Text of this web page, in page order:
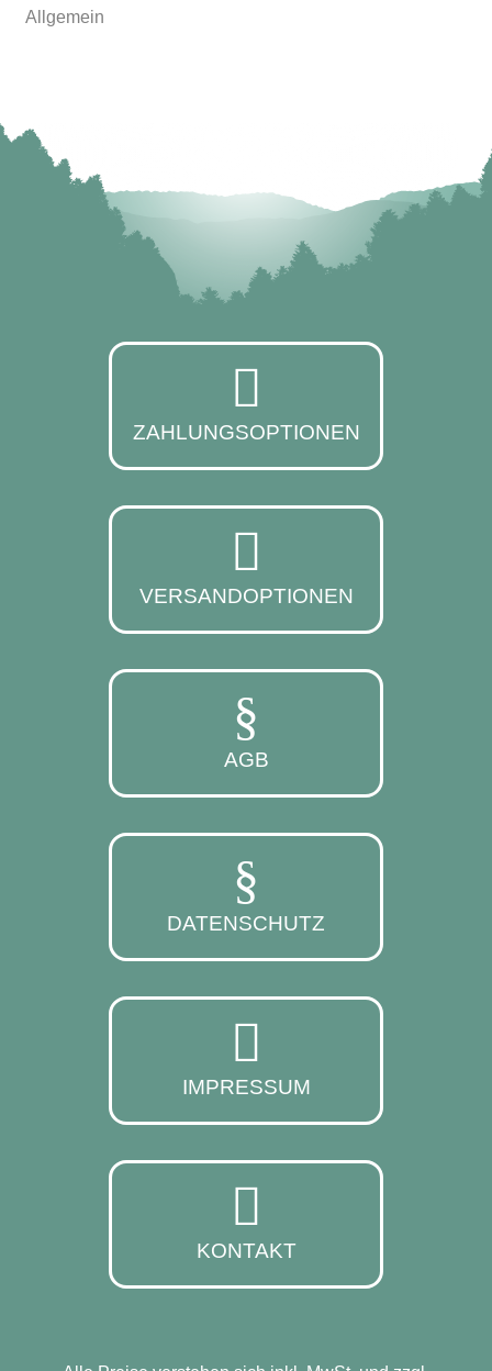
Allgemein
ZAHLUNGSOPTIONEN
VERSANDOPTIONEN
AGB
DATENSCHUTZ
IMPRESSUM
KONTAKT